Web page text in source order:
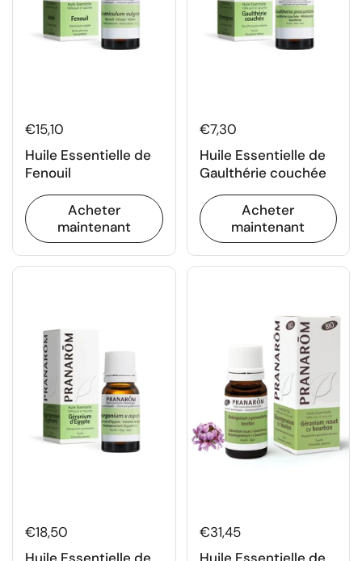
€15,10
Huile Essentielle de
Fenouil
Acheter
maintenant
€7,30
Huile Essentielle de
Gaulthérie couchée
Acheter
maintenant
€18,50
€31,45